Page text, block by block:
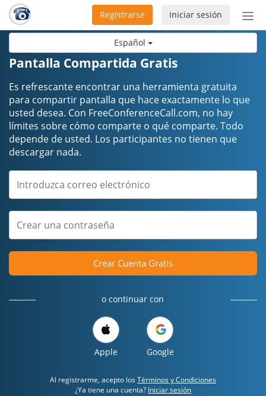
Español
de
Iniciar sesión
Registrarse
Pantalla Compartida Gratis
Es refrescante encontrar una herramienta gratuita
para compartir pantalla que hace exactamente lo que
usted desea. Con FreeConferenceCall.com, no hay
límites sobre cómo comparte o qué comparte. Todo
depende de usted. Los participantes no tienen que
descargar nada.
Crear Cuenta Gratis
o continuar con
Apple Google
Al registrarme, acepto los Términos y Condiciones
¿Ya tiene una cuenta? Iniciar sesión